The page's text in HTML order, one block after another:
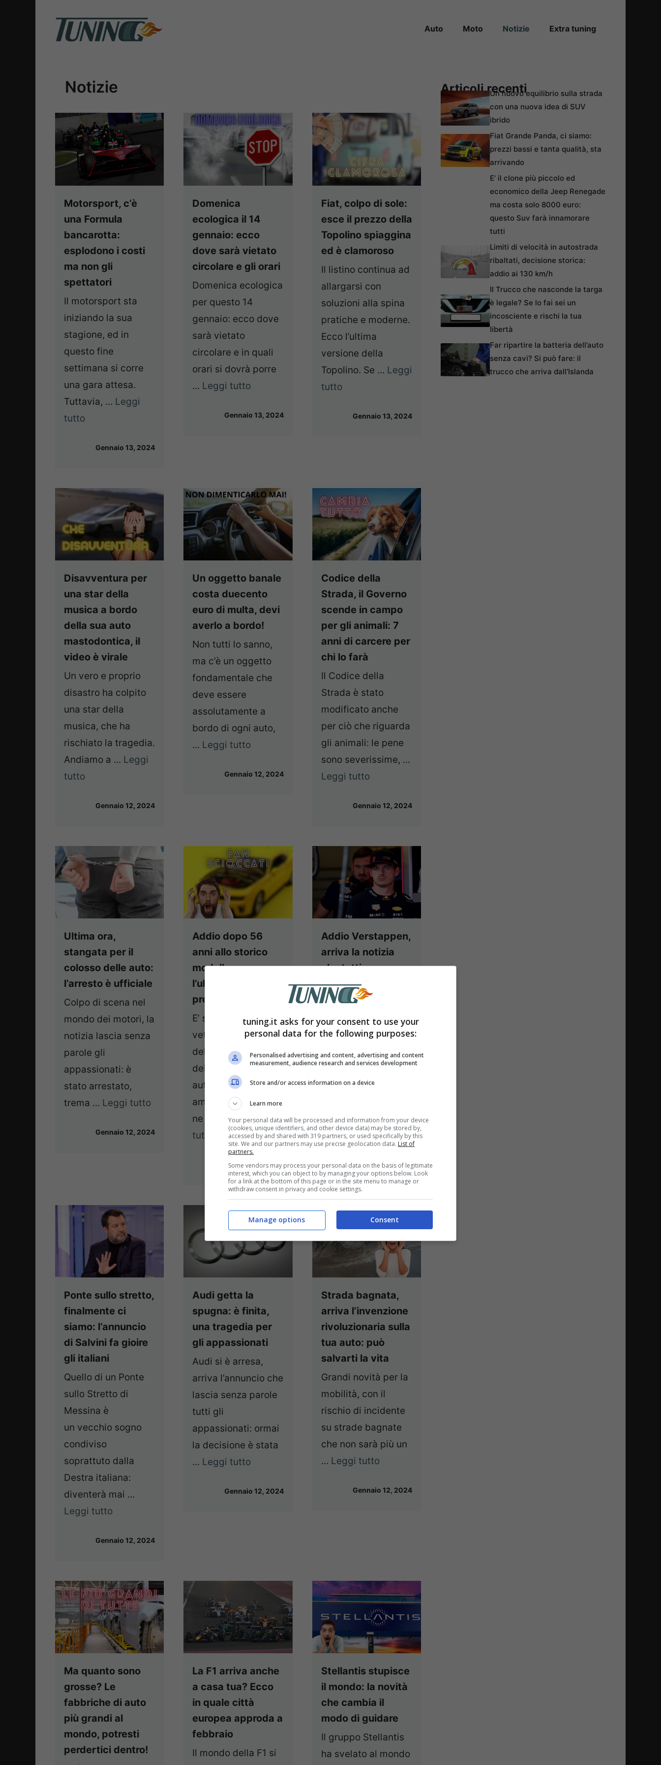
Auto Moto Notizie Extra tuning
Notizie
Motorsport, c’è
una Formula
bancarotta:
esplodono i costi
ma non gli
spettatori
Il motorsport sta
iniziando la sua
stagione, ed in
questo fine
settimana si corre
una gara attesa.
Tuttavia, ... Leggi
tutto
Gennaio 13, 2024
Domenica
ecologica il 14
gennaio: ecco
dove sarà vietato
circolare e gli orari
Domenica ecologica
per questo 14
gennaio: ecco dove
sarà vietato
circolare e in quali
orari si dovrà porre
... Leggi tutto
Gennaio 13, 2024
Fiat, colpo di sole:
esce il prezzo della
Topolino spiaggina
ed è clamoroso
Il listino continua ad
allargarsi con
soluzioni alla spina
pratiche e moderne.
Ecco l’ultima
versione della
Topolino. Se ... Leggi
tutto
Gennaio 13, 2024
Disavventura per
una star della
musica a bordo
della sua auto
mastodontica, il
video è virale
Un vero e proprio
disastro ha colpito
una star della
musica, che ha
rischiato la tragedia.
Andiamo a ... Leggi
tutto
Gennaio 12, 2024
Un oggetto banale
costa duecento
euro di multa, devi
averlo a bordo!
Non tutti lo sanno,
ma c’è un oggetto
fondamentale che
deve essere
assolutamente a
bordo di ogni auto,
... Leggi tutto
Gennaio 12, 2024
Codice della
Strada, il Governo
scende in campo
per gli animali: 7
anni di carcere per
chi lo farà
Il Codice della
Strada è stato
modificato anche
per ciò che riguarda
gli animali: le pene
sono severissime, ...
Leggi tutto
Gennaio 12, 2024
Ultima ora,
stangata per il
colosso delle auto:
l’arresto è ufficiale
Colpo di scena nel
mondo dei motori, la
notizia lascia senza
parole gli
appassionati: è
stato arrestato,
trema ... Leggi tutto
Gennaio 12, 2024
Addio dopo 56
anni allo storico
modello: ecco
l’ultimo esemplare
prodotto
E’ stata una delle
vetture più iconiche
della storia
dell’industria
automobilistica
americana e ora se
ne andrà in ...Leggi
tutto
Gennaio 12, 2024
Addio Verstappen,
arriva la notizia
che tutti
temevano:
pazzesco!
Novità pazzesca
attorno al nome di
Max Verstappen,
con il fenomeno
olandese che ora
Leggi tutto
Gennaio 12, 2024
Ponte sullo stretto,
finalmente ci
siamo: l’annuncio
di Salvini fa gioire
gli italiani
Quello di un Ponte
sullo Stretto di
Messina è
un vecchio sogno
condiviso
soprattuto dalla
Destra italiana:
diventerà mai ...
Leggi tutto
Gennaio 12, 2024
Audi getta la
spugna: è finita,
una tragedia per
gli appassionati
Audi si è arresa,
arriva l’annuncio che
lascia senza parole
tutti gli
appassionati: ormai
la decisione è stata
... Leggi tutto
Gennaio 12, 2024
Strada bagnata,
arriva l’invenzione
rivoluzionaria sulla
tua auto: può
salvarti la vita
Grandi novità per la
mobilità, con il
rischio di incidente
su strade bagnate
che non sarà più un
... Leggi tutto
Gennaio 12, 2024
Ma quanto sono
grosse? Le
fabbriche di auto
più grandi al
mondo, potresti
perdertici dentro!
La F1 arriva anche
a casa tua? Ecco
in quale città
europea approda a
febbraio
Il mondo della F1 si
Stellantis stupisce
il mondo: la novità
che cambia il
modo di guidare
Il gruppo Stellantis
ha svelato al mondo
Articoli recentiUn nuovo equilibrio sulla strada
con una nuova idea di SUV
ibrido
Fiat Grande Panda, ci siamo:
prezzi bassi e tanta qualità, sta
arrivando
E’ il clone più piccolo ed
economico della Jeep Renegade
ma costa solo 8000 euro:
questo Suv farà innamorare
tutti
Limiti di velocità in autostrada
ribaltati, decisione storica:
addio ai 130 km/h
Il Trucco che nasconde la targa
è legale? Se lo fai sei un
incosciente e rischi la tua
libertà
Far ripartire la batteria dell’auto
senza cavi? Si può fare: il
trucco che arriva dall’Islanda
tuning.it asks for your consent to use your
personal data for the following purposes:
Personalised advertising and content, advertising and content
measurement, audience research and services development
Store and/or access information on a device
Learn more
Your personal data will be processed and information from your device
(cookies, unique identifiers, and other device data) may be stored by,
accessed by and shared with 319 partners, or used specifically by this
site. We and our partners may use precise geolocation data. List of
partners.
Some vendors may process your personal data on the basis of legitimate
interest, which you can object to by managing your options below. Look
for a link at the bottom of this page or in the site menu to manage or
withdraw consent in privacy and cookie settings.
Consent
Manage options